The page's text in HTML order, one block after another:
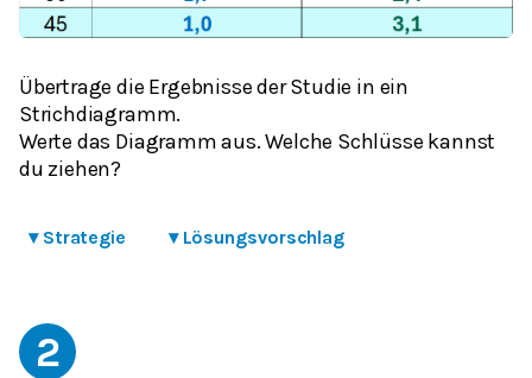
Übertrage die Ergebnisse der Studie in ein
Strichdiagramm.
Werte das Diagramm aus. Welche Schlüsse kannst
du ziehen?
▾ Strategie ▾ Lösungsvorschlag
2